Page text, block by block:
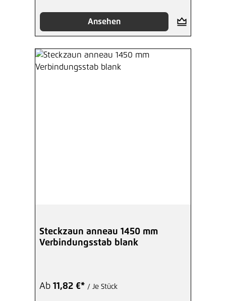
Ansehen
Steckzaun anneau 1450 mm
Verbindungsstab blank
Ab 11,82 €* / Je Stück